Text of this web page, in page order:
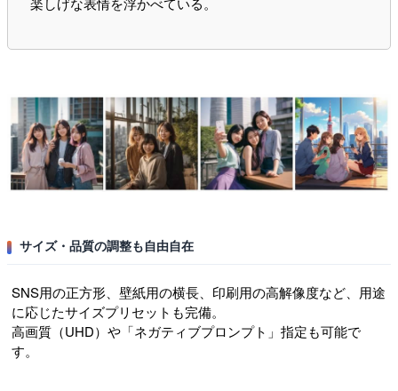
サイズ・品質の調整も自由自在
SNS用の正方形、壁紙用の横長、印刷用の高解像度など、用途
に応じたサイズプリセットも完備。
高画質（UHD）や「ネガティブプロンプト」指定も可能で
す。